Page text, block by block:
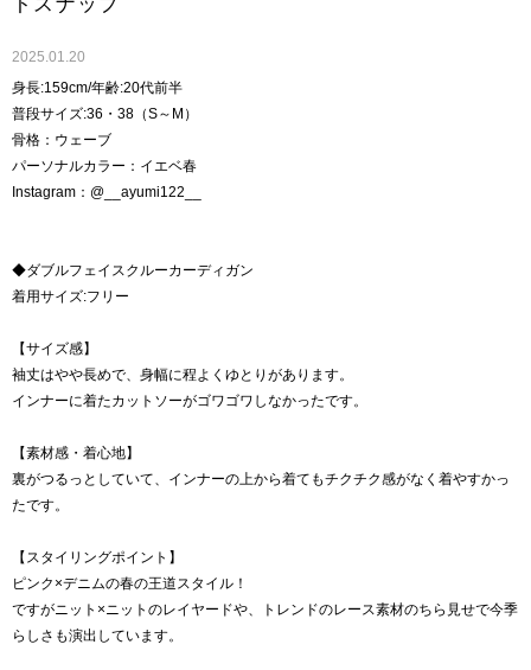
2025.01.20
身長:159cm/年齢:20代前半
普段サイズ:36・38（S～M）
骨格：ウェーブ
パーソナルカラー：イエベ春
Instagram：@__ayumi122__
◆ダブルフェイスクルーカーディガン
着用サイズ:フリー
【サイズ感】
袖丈はやや長めで、身幅に程よくゆとりがあります。
インナーに着たカットソーがゴワゴワしなかったです。
【素材感・着心地】
裏がつるっとしていて、インナーの上から着てもチクチク感がなく着やすかっ
たです。
【スタイリングポイント】
ピンク×デニムの春の王道スタイル！
ですがニット×ニットのレイヤードや、トレンドのレース素材のちら見せで今季
らしさも演出しています。